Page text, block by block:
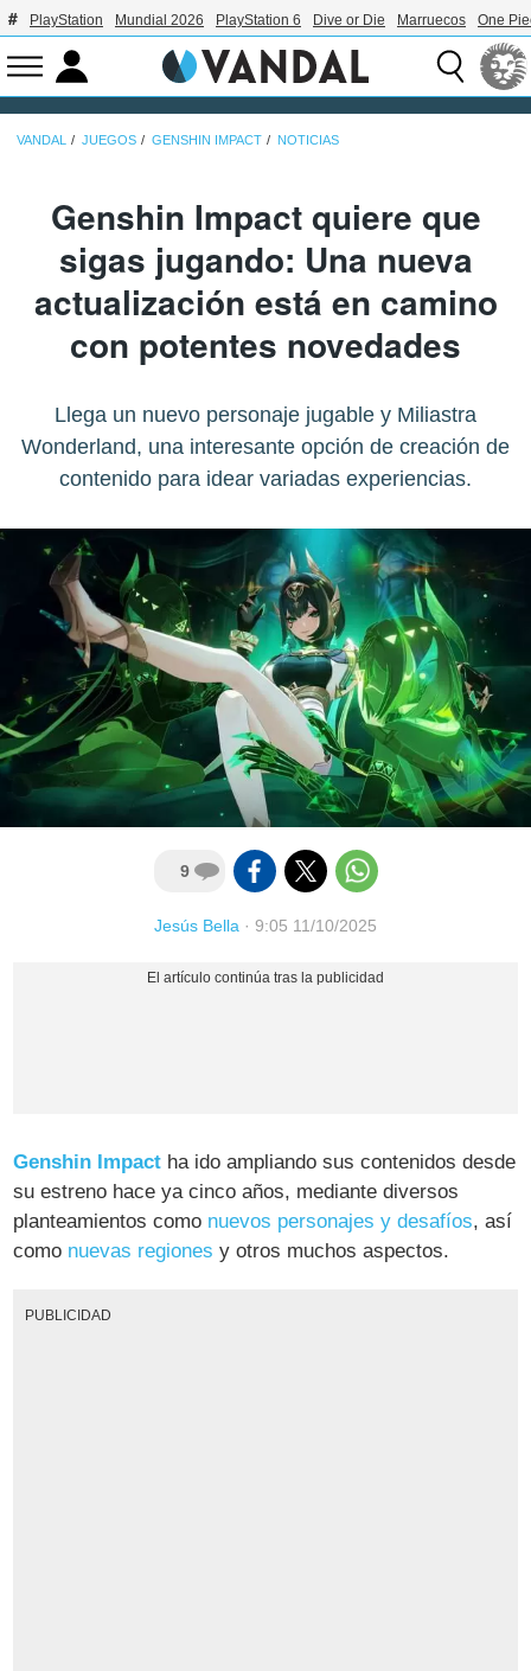
PlayStation Mundial 2026 PlayStation 6 Dive or Die Marruecos One
VANDAL JUEGOS GENSHIN IMPACT NOTICIAS
Genshin Impact quiere que
sigas jugando: Una nueva
actualización está en camino
con potentes novedades
Llega un nuevo personaje jugable y Miliastra
Wonderland, una interesante opción de creación de
contenido para idear variadas experiencias.
9
Jesús Bella · 9:05 11/10/2025
Genshin Impact ha ido ampliando sus contenidos desde
su estreno hace ya cinco años, mediante diversos
planteamientos como nuevos personajes y desafíos, así
como nuevas regiones y otros muchos aspectos.
PUBLICIDAD